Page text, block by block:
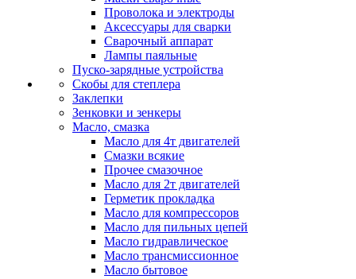
Проволока и электроды
Аксессуары для сварки
Сварочный аппарат
Лампы паяльные
Пуско-зарядные устройства
Скобы для степлера
Заклепки
Зенковки и зенкеры
Масло, смазка
Масло для 4т двигателей
Смазки всякие
Прочее смазочное
Масло для 2т двигателей
Герметик прокладка
Масло для компрессоров
Масло для пильных цепей
Масло гидравлическое
Масло трансмиссионное
Масло бытовое